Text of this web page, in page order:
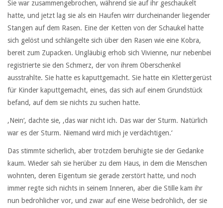
Sie war zusammengebrochen, während sie auf ihr geschaukelt
hatte, und jetzt lag sie als ein Haufen wirr durcheinander liegender
Stangen auf dem Rasen. Eine der Ketten von der Schaukel hatte
sich gelöst und schlängelte sich über den Rasen wie eine Kobra,
bereit zum Zupacken. Ungläubig erhob sich Vivienne, nur nebenbei
registrierte sie den Schmerz, der von ihrem Oberschenkel
ausstrahlte. Sie hatte es kaputtgemacht. Sie hatte ein Klettergerüst
für Kinder kaputtgemacht, eines, das sich auf einem Grundstück
befand, auf dem sie nichts zu suchen hatte.
‚Nein‘, dachte sie, ‚das war nicht ich. Das war der Sturm. Natürlich
war es der Sturm. Niemand wird mich je verdächtigen.‘
Das stimmte sicherlich, aber trotzdem beruhigte sie der Gedanke
kaum. Wieder sah sie herüber zu dem Haus, in dem die Menschen
wohnten, deren Eigentum sie gerade zerstört hatte, und noch
immer regte sich nichts in seinem Inneren, aber die Stille kam ihr
nun bedrohlicher vor, und zwar auf eine Weise bedrohlich, der sie